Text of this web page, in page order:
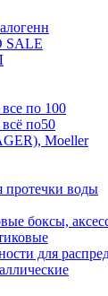
SALE
по 100
по50
Moeller
протечки воды
боксы,
для